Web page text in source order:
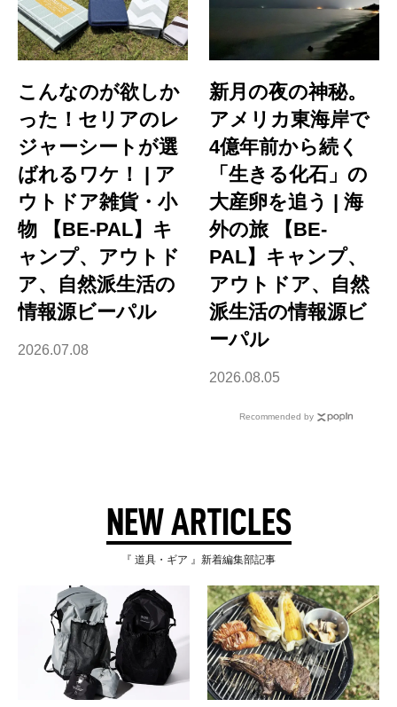
こんなのが欲しか
った！セリアのレ
ジャーシートが選
ばれるワケ！ | ア
ウトドア雑貨・小
物 【BE-PAL】キ
ャンプ、アウトド
ア、自然派生活の
情報源ビーパル
2026.07.08
新月の夜の神秘。
アメリカ東海岸で
4億年前から続く
「生きる化石」の
大産卵を追う | 海
外の旅 【BE-
PAL】キャンプ、
アウトドア、自然
派生活の情報源ビ
ーパル
2026.08.05
Recommended by
NEW ARTICLES
『 道具・ギア 』新着編集部記事